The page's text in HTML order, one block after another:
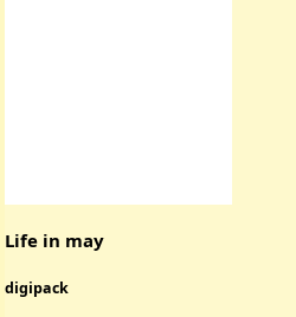
Life in may
digipack